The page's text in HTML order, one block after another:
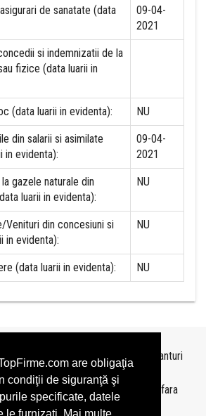
are obligaţia
condiţii de siguranţă şi
specificate, datele
de sanatate (data
09-04-
2021
si indemnizatii de la
fizice (data luarii in
(data luarii in evidenta): NU
din salarii si asimilate
in evidenta):
09-04-
2021
gazele naturale din
luarii in evidenta):
NU
Venituri din concesiuni si
in evidenta):
NU
(data luarii in evidenta): NU
deTopFirme
pe baza ultimelor bilanturi
topurilor fara acordul TopFirme si fara